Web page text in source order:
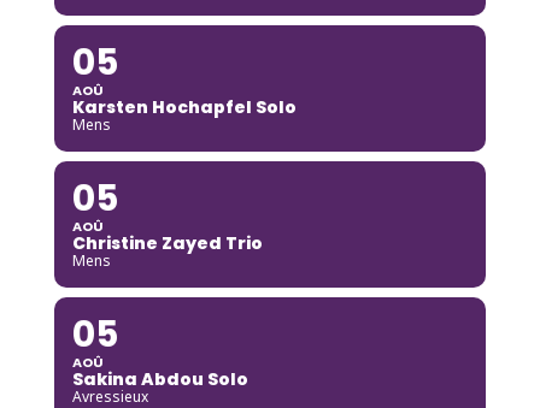
05
AOÛ
Karsten Hochapfel Solo
Mens
05
AOÛ
Christine Zayed Trio
Mens
05
AOÛ
Sakina Abdou Solo
Avressieux